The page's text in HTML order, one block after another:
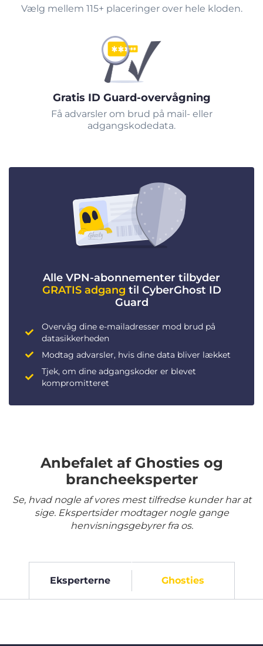
Vælg mellem 115+ placeringer over hele kloden.
Gratis ID Guard-overvågning
Få advarsler om brud på mail- eller
adgangskodedata.
Alle VPN-abonnementer tilbyder
GRATIS adgang til CyberGhost ID
Guard
Overvåg dine e-mailadresser mod brud på
datasikkerheden
Modtag advarsler, hvis dine data bliver lækket
Tjek, om dine adgangskoder er blevet
kompromitteret
Anbefalet af Ghosties og
brancheeksperter
Se, hvad nogle af vores mest tilfredse kunder har at
sige. Ekspertsider modtager nogle gange
henvisningsgebyrer fra os.
Eksperterne Ghosties